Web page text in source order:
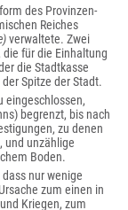
des Provinzen-
Reiches
verwaltete. Zwei
für die Einhaltung
die Stadtkasse
Spitze der Stadt.
eingeschlossen,
begrenzt, bis nach
zu denen
und unzählige
Boden.
nur wenige
zum einen in
Kriegen, zum